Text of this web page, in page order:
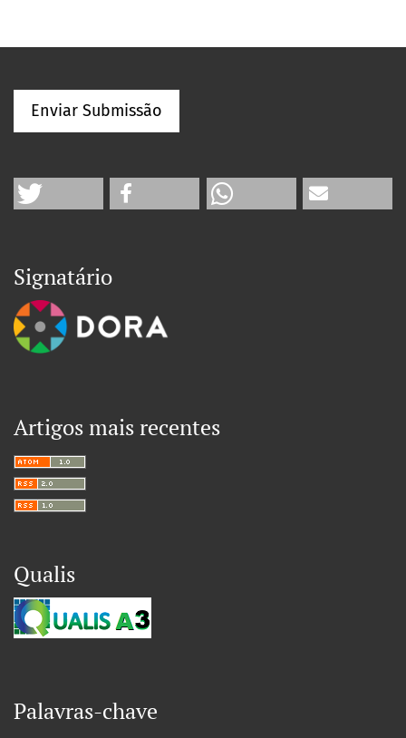
Enviar Submissão
Signatário
Artigos mais recentes
Qualis
Palavras-chave